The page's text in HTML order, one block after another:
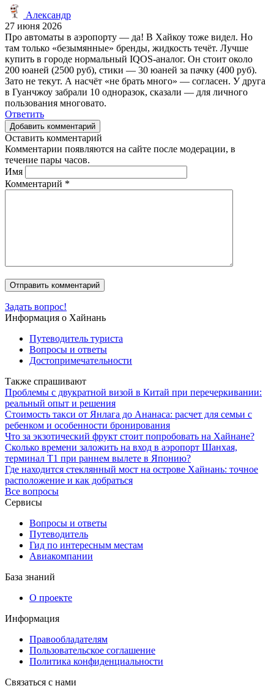
Александр
27 июня 2026
Про автоматы в аэропорту — да! В Хайкоу тоже видел. Но
там только «безымянные» бренды, жидкость течёт. Лучше
купить в городе нормальный IQOS-аналог. Он стоит около
200 юаней (2500 руб), стики — 30 юаней за пачку (400 руб).
Зато не текут. А насчёт «не брать много» — согласен. У друга
в Гуанчжоу забрали 10 одноразок, сказали — для личного
пользования многовато.
Ответить
Добавить комментарий
Оставить комментарий
Комментарии появляются на сайте после модерации, в
течение пары часов.
Имя
Комментарий *
Задать вопрос!
Информация о Хайнань
Путеводитель туриста
Вопросы и ответы
Достопримечательности
Также спрашивают
Проблемы с двукратной визой в Китай при перечеркивании:
реальный опыт и решения
Стоимость такси от Янлага до Ананаса: расчет для семьи с
ребенком и особенности бронирования
Что за экзотический фрукт стоит попробовать на Хайнане?
Сколько времени заложить на вход в аэропорт Шанхая,
терминал T1 при раннем вылете в Японию?
Где находится стеклянный мост на острове Хайнань: точное
расположение и как добраться
Все вопросы
Сервисы
Вопросы и ответы
Путеводитель
Гид по интересным местам
Авиакомпании
База знаний
О проекте
Информация
Правообладателям
Пользовательское соглашение
Политика конфиденциальности
Связаться с нами